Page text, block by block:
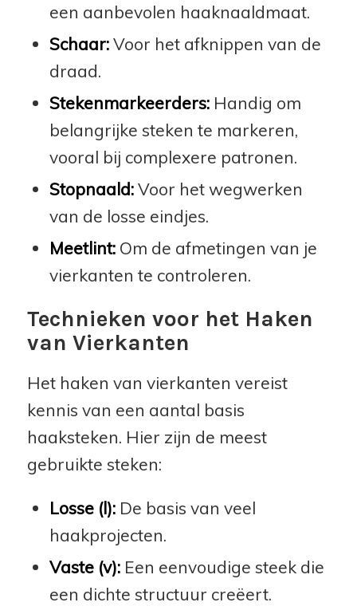
een aanbevolen haaknaaldmaat.
Schaar:Voor het afknippen van de
draad.
Stekenmarkeerders:Handig om
belangrijke steken te markeren,
vooral bij complexere patronen.
Stopnaald:Voor het wegwerken
van de losse eindjes.
Meetlint:Om de afmetingen van je
vierkanten te controleren.
Technieken voor het Haken
van Vierkanten
Het haken van vierkanten vereist
kennis van een aantal basis
haaksteken. Hier zijn de meest
gebruikte steken:
Losse (l):De basis van veel
haakprojecten.
Vaste (v):Een eenvoudige steek die
een dichte structuur creëert.